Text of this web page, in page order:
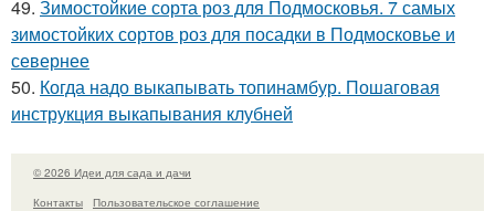
49. Зимостойкие сорта роз для Подмосковья. 7 самых
зимостойких сортов роз для посадки в Подмосковье и
севернее
50. Когда надо выкапывать топинамбур. Пошаговая
инструкция выкапывания клубней
© 2026 Идеи для сада и дачи
Контакты
Пользовательское соглашение